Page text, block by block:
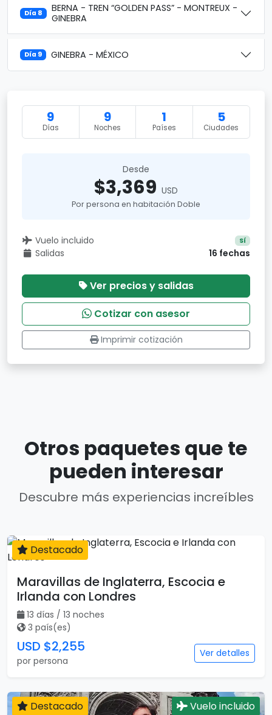
Día 8
BERNA - TREN “GOLDEN PASS” - MONTREUX -
GINEBRA
Día 9 GINEBRA - MÉXICO
9
Días
9
Noches
1
Países
5
Ciudades
Desde
$3,369 USD
Por persona en habitación Doble
Vuelo incluido Sí
Salidas 16 fechas
Ver precios y salidas
Cotizar con asesor
Imprimir cotización
Otros paquetes que te
pueden interesar
Descubre más experiencias increíbles
13 días
Destacado
Irlanda con Londres
13 días / 13 noches